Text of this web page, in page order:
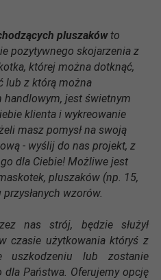
pluszakówto
pozytywnego skojarzenia z
której można dotknąć,
lub z którą można
jest świetnym
klienta i wykreowanie
masz pomysł na swoją
- wyślij do nas projekt, z
dla Ciebie! Możliwe jest
pluszaków (np. 15,
wzorów.
nas strój, będzie służył
czasie użytkowania któryś z
uszkodzeniu lub zostanie
Państwa. Oferujemy opcję